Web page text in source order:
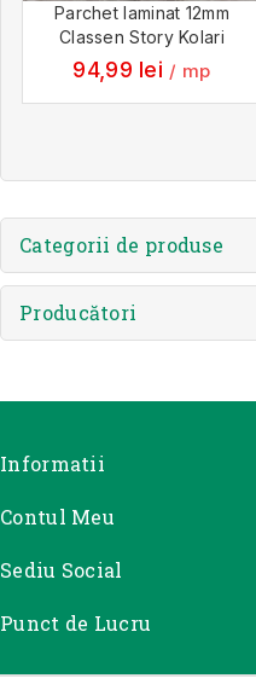
Parchet laminat 12mm
Classen Story Kolari
94,99 lei / mp
Categorii de produse
Producători
Informatii
Contul Meu
Sediu Social
Punct de Lucru